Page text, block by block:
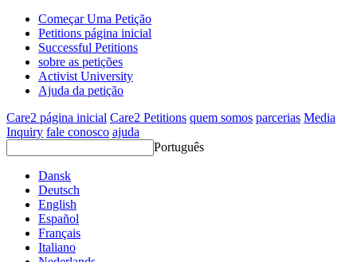
Começar Uma Petição
Petitions página inicial
Successful Petitions
sobre as petições
Activist University
Ajuda da petição
Care2 página inicial Care2 Petitions quem somos parcerias Media
Inquiry fale conosco ajuda
Português
Dansk
Deutsch
English
Español
Français
Italiano